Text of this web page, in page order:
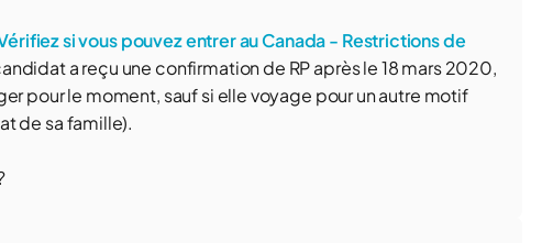
si vous pouvez entrer au Canada - Restrictions de
a reçu une confirmation de RP après le 18 mars 2020,
pour le moment, sauf si elle voyage pour un autre motif
de sa famille).